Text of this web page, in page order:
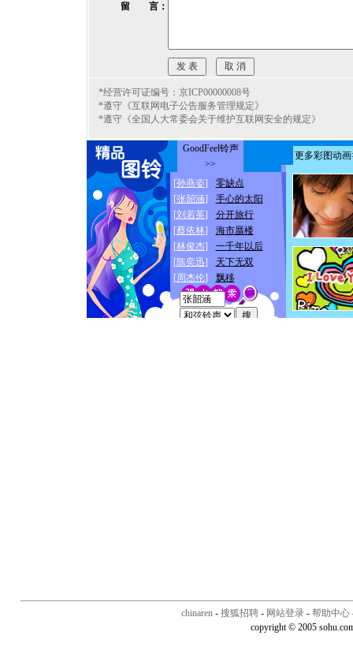
留 言：
*经营许可证编号：京ICP00000008号
*遵守《互联网电子公告服务管理规定》
*遵守《全国人大常委会关于维护互联网安全的规定》
chinaren - 搜狐招聘 - 网站登录 - 帮助中心
copyright © 2005